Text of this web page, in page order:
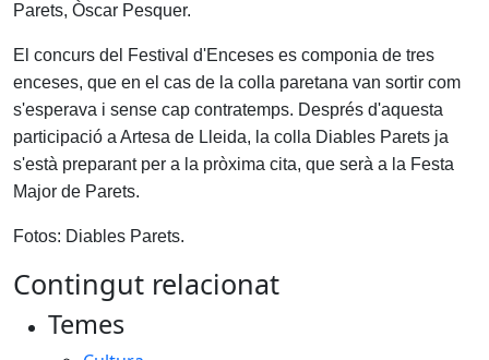
Parets, Òscar Pesquer.
El concurs del Festival d'Enceses es componia de tres
enceses, que en el cas de la colla paretana van sortir com
s'esperava i sense cap contratemps. Després d'aquesta
participació a Artesa de Lleida, la colla Diables Parets ja
s'està preparant per a la pròxima cita, que serà a la Festa
Major de Parets.
Fotos: Diables Parets.
Contingut relacionat
Temes